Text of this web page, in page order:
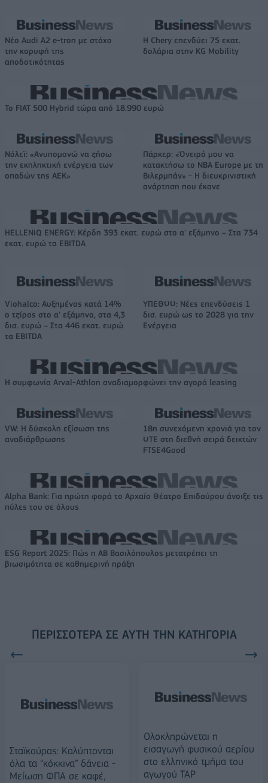
Νέο Audi A2 e-tron με στόχο
την κορυφή της
αποδοτικότητας
Η Chery επενδύει 75 εκατ.
δολάρια στην KG Mobility
Το FIAT 500 Hybrid τώρα από 18.990 ευρώ
Νόλεϊ: «Ανυπομονώ να ζήσω
την εκπληκτική ενέργεια των
οπαδών της ΑΕΚ»
Πάρκερ: «Όνειρό μου να
κατακτήσω το ΝΒΑ Europe με τη
Βιλερμπάν» - Η διευκρινιστική
ανάρτηση που έκανε
HELLENiQ ENERGY: Κέρδη 393 εκατ. ευρώ στο α' εξάμηνο – Στα 734
εκατ. ευρώ τα EBITDA
Viohalco: Αυξημένος κατά 14%
ο τζίρος στο α' εξάμηνο, στα 4,3
δισ. ευρώ – Στα 446 εκατ. ευρώ
τα EBITDA
ΥΠΕΘΟΟ: Νέες επενδύσεις 1
δισ. ευρώ ως το 2028 για την
Ενέργεια
Η συμφωνία Arval-Athlon αναδιαμορφώνει την αγορά leasing
VW: Η δύσκολη εξίσωση της
αναδιάρθρωσης
18η συνεχόμενη χρονιά για τον
ΟΤΕ στη διεθνή σειρά δεικτών
FTSE4Good
Alpha Bank: Για πρώτη φορά το Αρχαίο Θέατρο Επιδαύρου άνοιξε τις
πύλες του σε όλους
ESG Report 2025: Πώς η ΑΒ Βασιλόπουλος μετατρέπει τη
βιωσιμότητα σε καθημερινή πράξη
ΠΕΡΙΣΣΌΤΕΡΑ ΣΕ ΑΥΤΉ ΤΗΝ ΚΑΤΗΓΟΡΊΑ
Σταϊκούρας: Καλύπτονται
όλα τα “κόκκινα” δάνεια -
Μείωση ΦΠΑ σε καφέ,
Ολοκληρώνεται η
εισαγωγή φυσικού αερίου
στο ελληνικό τμήμα του
αγωγού ΤΑΡ